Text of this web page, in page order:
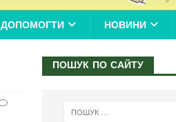
ДОПОМОГТИ НОВИНИ
ПОШУК ПО САЙТУ